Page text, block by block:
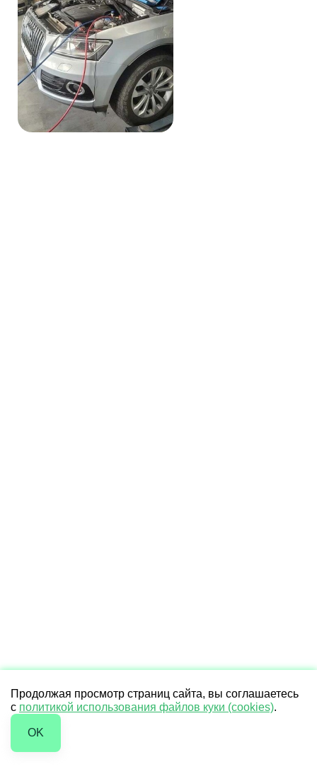
Продолжая просмотр страниц сайта, вы соглашаетесь
с политикой использования файлов куки (cookies).
OK